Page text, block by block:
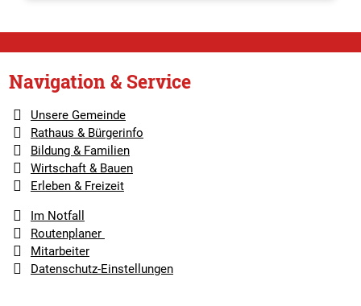
Navigation & Service
Unsere Gemeinde
Rathaus & Bürgerinfo
Bildung & Familien
Wirtschaft & Bauen
Erleben & Freizeit
Im Notfall
Routenplaner
Mitarbeiter
Datenschutz-Einstellungen